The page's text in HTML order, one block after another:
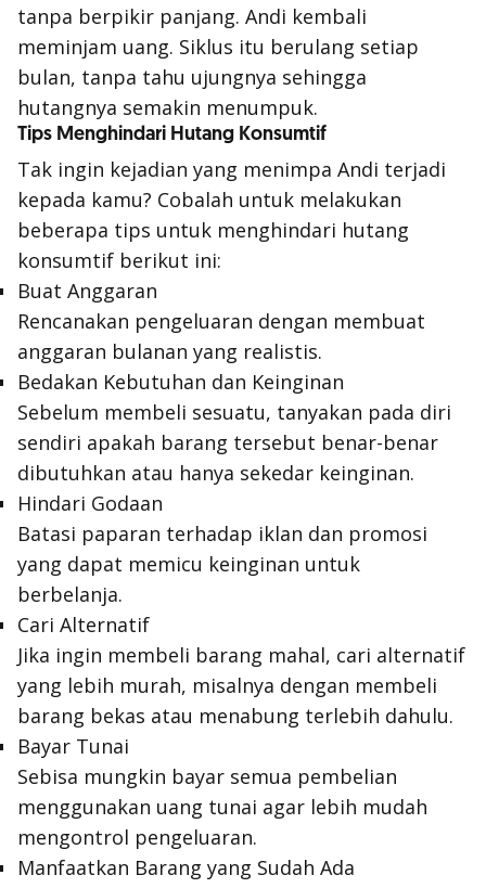
tanpa berpikir panjang. Andi kembali
meminjam uang. Siklus itu berulang setiap
bulan, tanpa tahu ujungnya sehingga
hutangnya semakin menumpuk.
Tips Menghindari Hutang Konsumtif
Tak ingin kejadian yang menimpa Andi terjadi
kepada kamu? Cobalah untuk melakukan
beberapa tips untuk menghindari hutang
konsumtif berikut ini:
Buat Anggaran
Rencanakan pengeluaran dengan membuat
anggaran bulanan yang realistis.
Bedakan Kebutuhan dan Keinginan
Sebelum membeli sesuatu, tanyakan pada diri
sendiri apakah barang tersebut benar-benar
dibutuhkan atau hanya sekedar keinginan.
Hindari Godaan
Batasi paparan terhadap iklan dan promosi
yang dapat memicu keinginan untuk
berbelanja.
Cari Alternatif
Jika ingin membeli barang mahal, cari alternatif
yang lebih murah, misalnya dengan membeli
barang bekas atau menabung terlebih dahulu.
Bayar Tunai
Sebisa mungkin bayar semua pembelian
menggunakan uang tunai agar lebih mudah
mengontrol pengeluaran.
Manfaatkan Barang yang Sudah Ada